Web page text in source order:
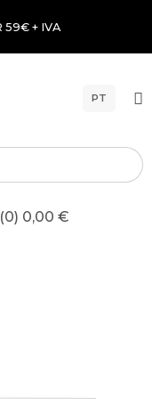
59€ + IVA
PT
(0) 0,00 €